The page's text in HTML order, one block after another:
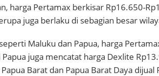
harga Pertamax berkisar Rp16.650-
juga berlaku di sebagian besar
Maluku dan Papua, harga
juga mencatat harga Dexlite
Barat dan Papua Barat Daya